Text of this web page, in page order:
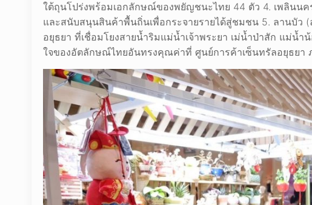
ใต้ถุนโปร่งพร้อมเอกลักษณ์ของพยัญชนะไทย 44 ตัว 4. เพลิน
และสนับสนุนสินค้าพื้นถิ่นเพื่อกระจายรายได้สู่ชมชน 5. ลานบั
อยุธยา ที่เชื่อมโยงสายน้ำริมแม่น้ำเจ้าพระยา เม่น้ำป่าสัก แม่น้
ใจของอัตลักษณ์ไทยอันทรงคุณค่าที่ ศูนย์การค้าเซ็นทรัลอยุธยา